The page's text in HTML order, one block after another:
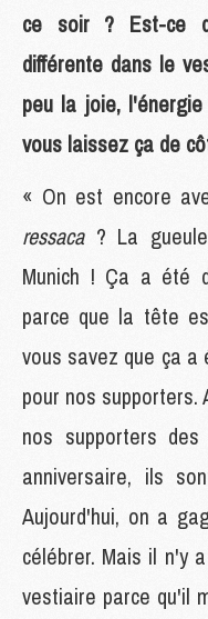
ce soir ? Est-ce
différente dans le
peu la joie,
vous laissez ça de
« On est encore
ressaca ? La
Munich ! Ça a été
parce que la tête
vous savez que ça
pour nos
nos supporters
anniversaire, ils
Aujourd'hui, on a
célébrer. Mais il n'y
vestiaire parce qu'il